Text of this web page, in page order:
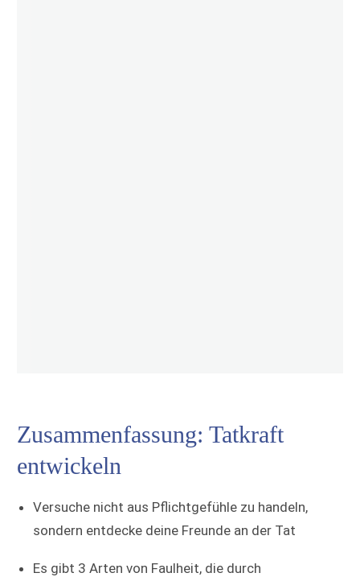
Zusammenfassung: Tatkraft
entwickeln
Versuche nicht aus Pflichtgefühle zu handeln,
sondern entdecke deine Freunde an der Tat
Es gibt 3 Arten von Faulheit, die durch